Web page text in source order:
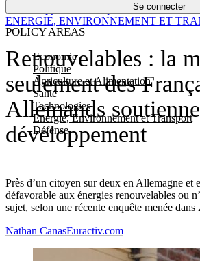
Se connecter
POLICY AREAS
Economie
Politique
Agriculture et Alimentation
Santé
Technologies
Energie, Environnement et Transport
Défense
Économie
Renouvelables : la
seulement des
Allemands
développement
Près d’un citoyen sur deux en Allemagne et
défavorable aux énergies renouvelables ou
sujet, selon une récente enquête menée dans
ENERGIE, ENVIRONNEMENT ET
Nathan CanasEuractiv.com